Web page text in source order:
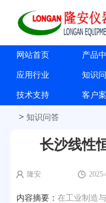
网站首页 产品
应用行业 知识
技术支持 客户
> 知识问答
长沙线性
隆安
内容摘要： 在工业制造